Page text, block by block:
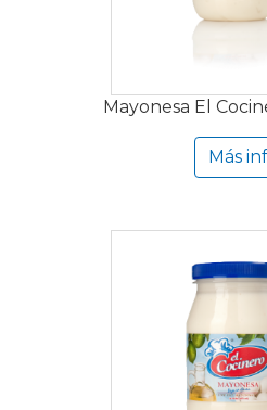
Mayonesa El
Más